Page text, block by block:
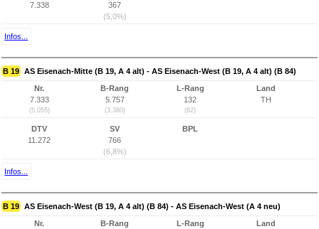
7.338
367
(5,0%)
Infos...
B 19 AS Eisenach-Mitte (B 19, A 4 alt) - AS Eisenach-West (B 19, A 4 alt) (B 84)
Nr.
7.333
(5.055)
B-Rang
5.757
(3.380)
L-Rang
132
(62)
Land
TH
DTV
11.272
SV
766
(6,8%)
BPL
Infos...
B 19 AS Eisenach-West (B 19, A 4 alt) (B 84) - AS Eisenach-West (A 4 neu)
Nr.
B-Rang
L-Rang
Land